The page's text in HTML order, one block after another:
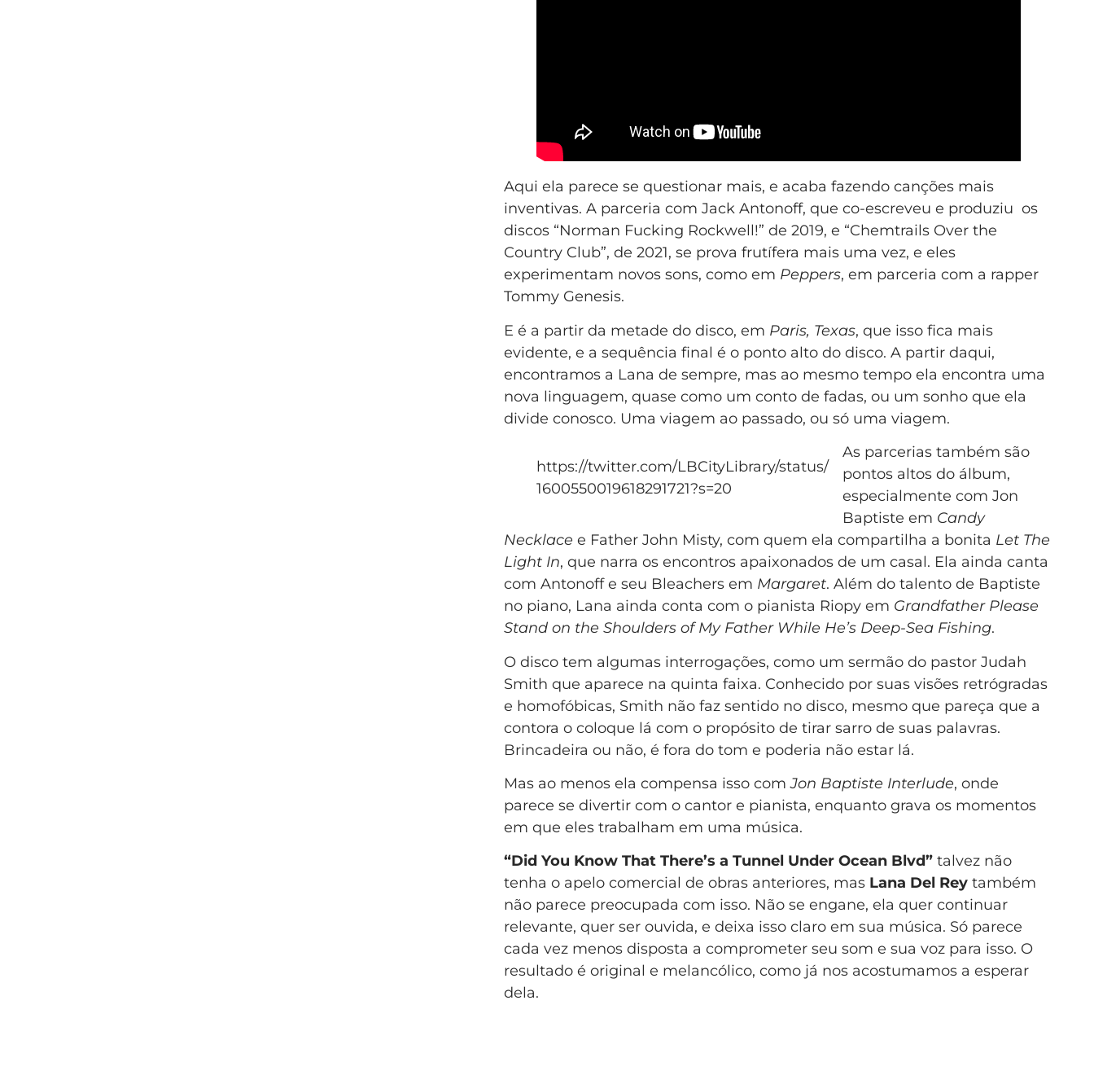
Aqui ela parece se questionar mais, e acaba fazendo canções mais
inventivas. A parceria com Jack Antonoff, que co-escreveu e produziu os
discos “Norman Fucking Rockwell!” de 2019, e “Chemtrails Over the
Country Club”, de 2021, se prova frutífera mais uma vez, e eles
experimentam novos sons, como em Peppers, em parceria com a rapper
Tommy Genesis.
E é a partir da metade do disco, em Paris, Texas, que isso fica mais
evidente, e a sequência final é o ponto alto do disco. A partir daqui,
encontramos a Lana de sempre, mas ao mesmo tempo ela encontra uma
nova linguagem, quase como um conto de fadas, ou um sonho que ela
divide conosco. Uma viagem ao passado, ou só uma viagem.
https://twitter.com/LBCityLibrary/status/
1600550019618291721?s=20
As parcerias também são
pontos altos do álbum,
especialmente com Jon
Baptiste em Candy
Necklace e Father John Misty, com quem ela compartilha a bonita Let The
Light In, que narra os encontros apaixonados de um casal. Ela ainda canta
com Antonoff e seu Bleachers em Margaret. Além do talento de Baptiste
no piano, Lana ainda conta com o pianista Riopy em Grandfather Please
Stand on the Shoulders of My Father While He’s Deep-Sea Fishing.
O disco tem algumas interrogações, como um sermão do pastor Judah
Smith que aparece na quinta faixa. Conhecido por suas visões retrógradas
e homofóbicas, Smith não faz sentido no disco, mesmo que pareça que a
contora o coloque lá com o propósito de tirar sarro de suas palavras.
Brincadeira ou não, é fora do tom e poderia não estar lá.
Mas ao menos ela compensa isso comJon Baptiste Interlude, onde
parece se divertir com o cantor e pianista, enquanto grava os momentos
em que eles trabalham em uma música.
“Did You Know That There’s a Tunnel Under Ocean Blvd”talvez não
tenha o apelo comercial de obras anteriores, mas Lana Del Reytambém
não parece preocupada com isso. Não se engane, ela quer continuar
relevante, quer ser ouvida, e deixa isso claro em sua música. Só parece
cada vez menos disposta a comprometer seu som e sua voz para isso. O
resultado é original e melancólico, como já nos acostumamos a esperar
dela.